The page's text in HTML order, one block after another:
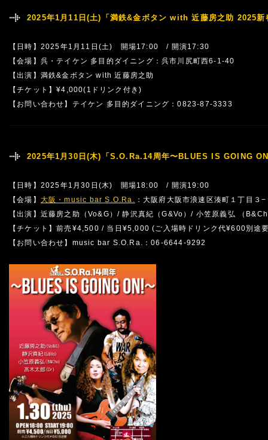
2025年1月11日(土)「満鉄&金ボタン with 近藤房之助 2025新
【日時】2025年1月11日(土) 開場17:00 / 開演17:30
【会場】呉・テイケン 多目的ダイニング：呉市川尻町西6-1-40
【出演】満鉄&金ボタン with 近藤房之助
【チケット】¥4,000(1ドリンク付き)
【お問い合わせ】テイケン 多目的ダイニング：0823-87-3333
2025年1月30日(木)「S.O.Ra.14周年〜BLUES IS GOING
【日時】2025年1月30日(木) 開場18:00 / 開演19:00
【会場】 大阪・music bar S.O.Ra. ：大阪府大阪市浪速区湊町１丁目３−
【出演】近藤房之助（Vo&G）/ 静沢真紀（G&Vo）/ 小笠原義弘 （
【チケット】前売¥4,500 / 当日¥5,000 (ご入場時ドリンク代¥600別途
【お問い合わせ】music bar S.O.Ra.：06-6644-9292